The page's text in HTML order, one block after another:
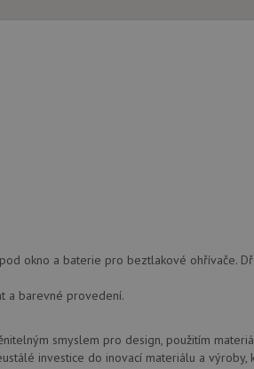
okno a baterie pro beztlakové ohřívače.
a barevné provedení.
smyslem pro design, použitím
investice do inovací materiálu a výroby,
- což je
Tento soubor
náhodně
požadavku
a
relace.
Zaznamenává
ochrany
jejich